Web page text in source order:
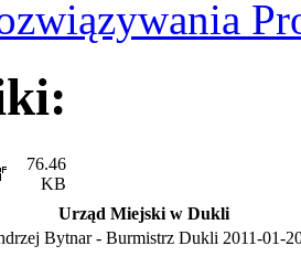
76.46
KB
Urząd Miejski w Dukli
Bytnar - Burmistrz Dukli 2011-01-